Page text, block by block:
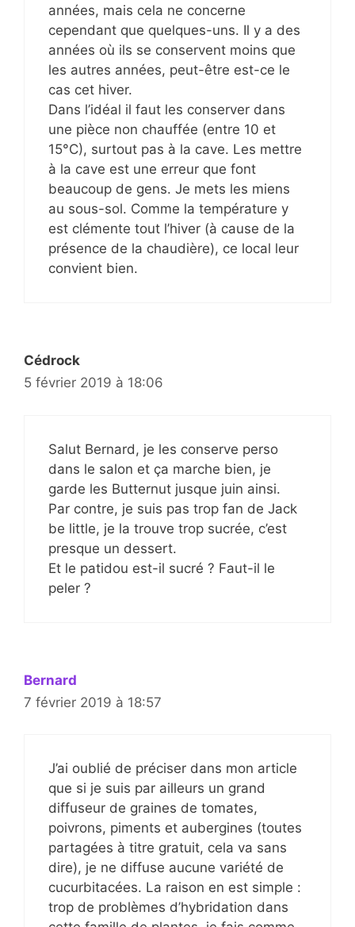
années, mais cela ne concerne
cependant que quelques-uns. Il y a des
années où ils se conservent moins que
les autres années, peut-être est-ce le
cas cet hiver.
Dans l’idéal il faut les conserver dans
une pièce non chauffée (entre 10 et
15°C), surtout pas à la cave. Les mettre
à la cave est une erreur que font
beaucoup de gens. Je mets les miens
au sous-sol. Comme la température y
est clémente tout l’hiver (à cause de la
présence de la chaudière), ce local leur
convient bien.
Cédrock
5 février 2019 à 18:06
Salut Bernard, je les conserve perso
dans le salon et ça marche bien, je
garde les Butternut jusque juin ainsi.
Par contre, je suis pas trop fan de Jack
be little, je la trouve trop sucrée, c’est
presque un dessert.
Et le patidou est-il sucré ? Faut-il le
peler ?
Bernard
7 février 2019 à 18:57
J’ai oublié de préciser dans mon article
que si je suis par ailleurs un grand
diffuseur de graines de tomates,
poivrons, piments et aubergines (toutes
partagées à titre gratuit, cela va sans
dire), je ne diffuse aucune variété de
cucurbitacées. La raison en est simple :
trop de problèmes d’hybridation dans